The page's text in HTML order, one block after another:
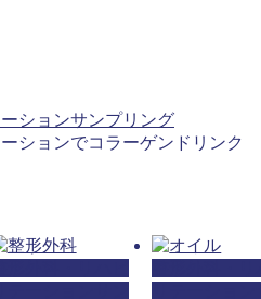
ションサンプリング
ションでコラーゲンドリンク